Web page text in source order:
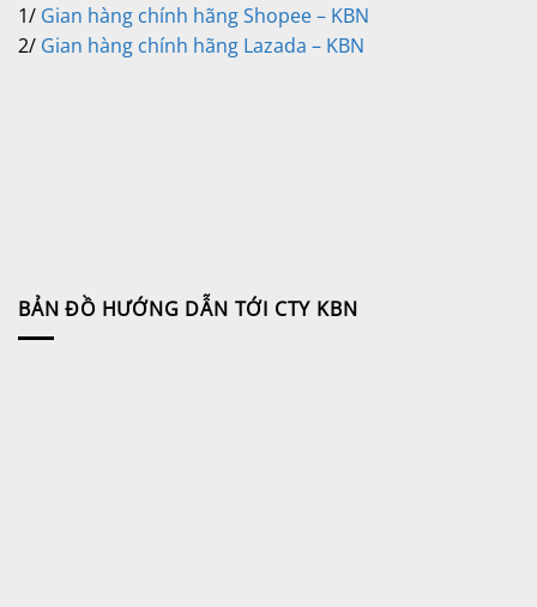
1/ Gian hàng chính hãng Shopee – KBN
2/ Gian hàng chính hãng Lazada – KBN
BẢN ĐỒ HƯỚNG DẪN TỚI CTY KBN